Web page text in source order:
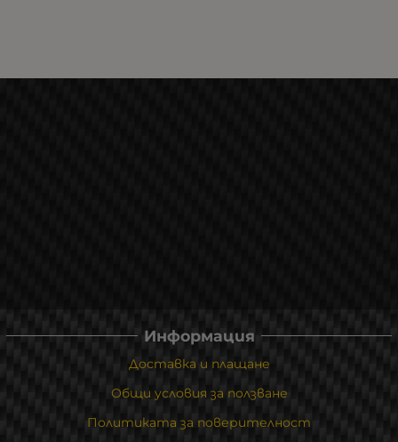
Информация
Доставка и плащане
Общи условия за ползване
Политиката за поверителност